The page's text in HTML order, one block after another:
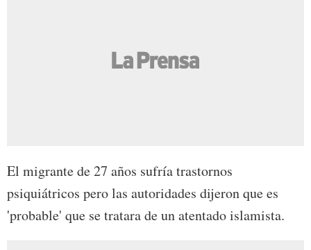
El migrante de 27 años sufría trastornos
psiquiátricos pero las autoridades dijeron que es
'probable' que se tratara de un atentado islamista.